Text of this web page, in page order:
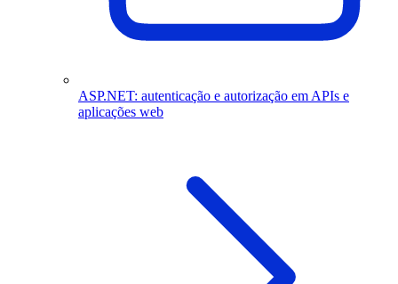
ASP.NET: autenticação e autorização em APIs e
aplicações web